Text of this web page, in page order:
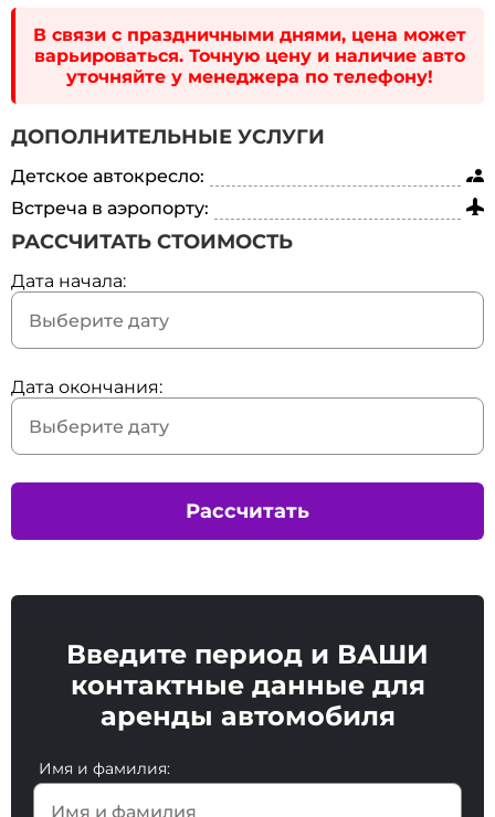
В связи с праздничными днями, цена может
варьироваться. Точную цену и наличие авто
уточняйте у менеджера по телефону!
ДОПОЛНИТЕЛЬНЫЕ УСЛУГИ
Детское автокресло:
Встреча в аэропорту:
РАССЧИТАТЬ СТОИМОСТЬ
Дата начала:
Дата окончания:
Рассчитать
Введите период и ВАШИ
контактные данные для
аренды автомобиля
Имя и фамилия: